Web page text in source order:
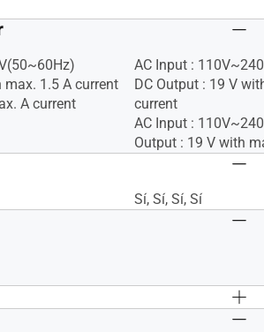
max. 1.5 A current
A current
AC Input :
DC Output : 19 V
current
AC Input :
Output : 19 V with
Sí, Sí, Sí, Sí